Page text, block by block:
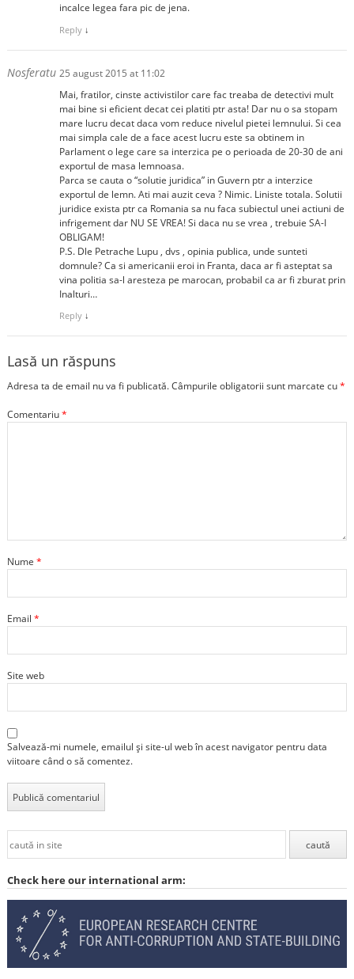
incalce legea fara pic de jena.
Reply ↓
Nosferatu 25 august 2015 at 11:02
Mai, fratilor, cinste activistilor care fac treaba de detectivi mult
mai bine si eficient decat cei platiti ptr asta! Dar nu o sa stopam
mare lucru decat daca vom reduce nivelul pietei lemnului. Si cea
mai simpla cale de a face acest lucru este sa obtinem in
Parlament o lege care sa interzica pe o perioada de 20-30 de ani
exportul de masa lemnoasa.
Parca se cauta o “solutie juridica” in Guvern ptr a interzice
exportul de lemn. Ati mai auzit ceva ? Nimic. Liniste totala. Solutii
juridice exista ptr ca Romania sa nu faca subiectul unei actiuni de
infrigement dar NU SE VREA! Si daca nu se vrea , trebuie SA-I
OBLIGAM!
P.S. Dle Petrache Lupu , dvs , opinia publica, unde sunteti
domnule? Ca si americanii eroi in Franta, daca ar fi asteptat sa
vina politia sa-l aresteza pe marocan, probabil ca ar fi zburat prin
Inalturi…
Reply ↓
Lasă un răspuns
Adresa ta de email nu va fi publicată.Câmpurile obligatorii sunt marcate cu*
Comentariu*
Nume *
Email *
Site web
Salvează-mi numele, emailul și site-ul web în acest navigator pentru data
viitoare când o să comentez.
Check here our international arm: